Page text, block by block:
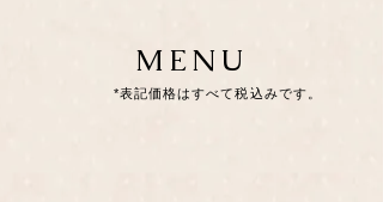
MENU
*表記価格はすべて税込みです。